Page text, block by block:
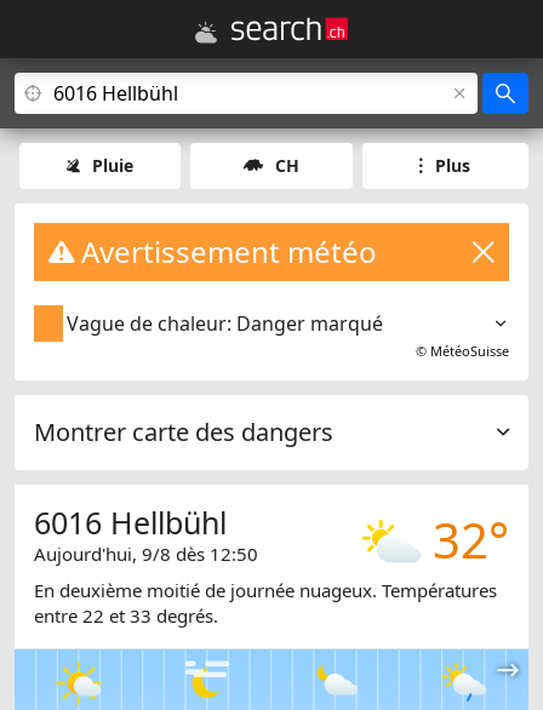
Pluie CH Plus
Avertissement météo
Vague de chaleur: Danger marqué
© MétéoSuisse
Montrer carte des dangers
32°
6016 Hellbühl
Aujourd'hui, 9/8 dès 12:50
En deuxième moitié de journée nuageux. Températures
entre 22 et 33 degrés.